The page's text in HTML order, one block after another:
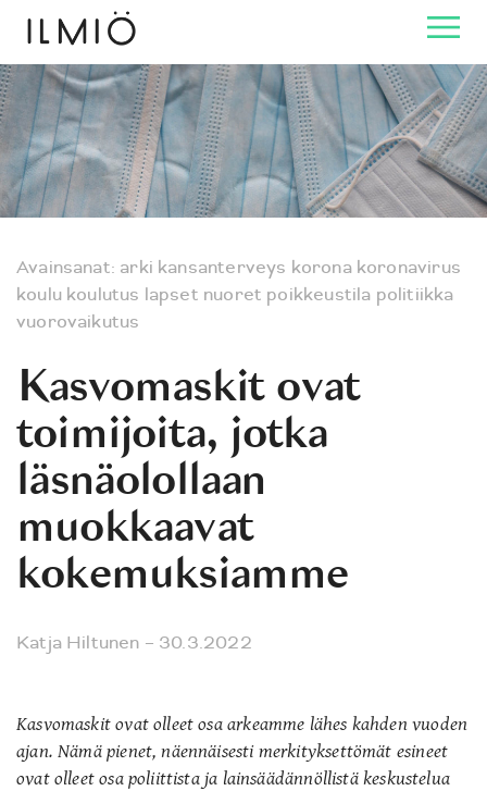
Avainsanat: arki kansanterveys korona koronavirus
koulu koulutus lapset nuoret poikkeustila politiikka
vuorovaikutus
Kasvomaskit ovat
toimijoita, jotka
läsnäolollaan
muokkaavat
kokemuksiamme
Katja Hiltunen – 30.3.2022
Kasvomaskit ovat olleet osa arkeamme lähes kahden vuoden
ajan. Nämä pienet, näennäisesti merkityksettömät esineet
ovat olleet osa poliittista ja lainsäädännöllistä keskustelua